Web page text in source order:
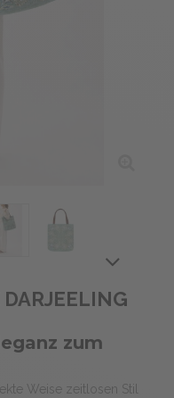
zum
Weise zeitlosen Stil